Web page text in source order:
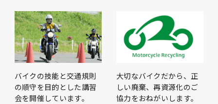
バイクの技能と交通規則
の順守を目的とした講習
会を開催しています。
大切なバイクだから、正
しい廃棄、再資源化のご
協力をおねがいします。